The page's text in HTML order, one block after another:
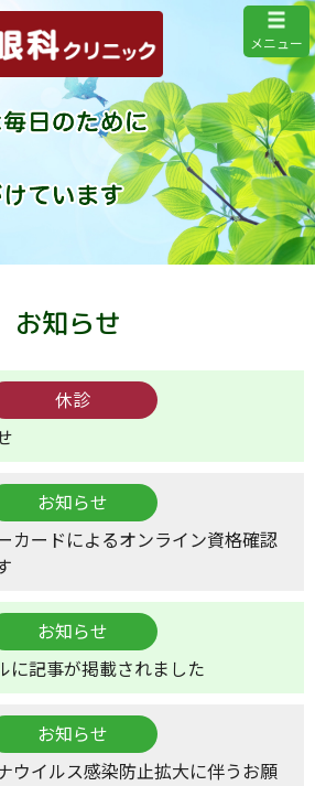
メニュー
お知らせ
休診
お知らせ
カードによるオンライン資格確認
お知らせ
に記事が掲載されました
お知らせ
ウイルス感染防止拡大に伴うお願